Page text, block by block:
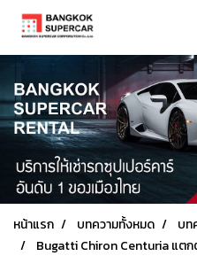
หน้าแรก บทความทั้งหมด
บท
Bugatti Chiron Centuria แตก